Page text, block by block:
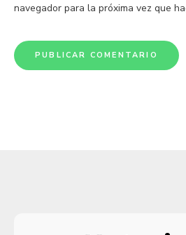
navegador para la próxima vez que